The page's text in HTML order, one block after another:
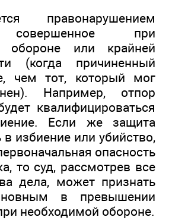
правонарушением
совершенное при
обороне или крайней
(когда причиненный
чем тот, который мог
Например, отпор
квалифицироваться
Если же защита
в избиение или убийство,
опасность
то суд, рассмотрев все
дела, может признать
в превышении
необходимой обороне.